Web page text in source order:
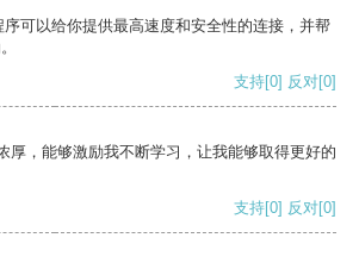
可以给你提供最高速度和安全性的连接，并帮
支持[0] 反对[0]
厚，能够激励我不断学习，让我能够取得更好的
支持[0] 反对[0]